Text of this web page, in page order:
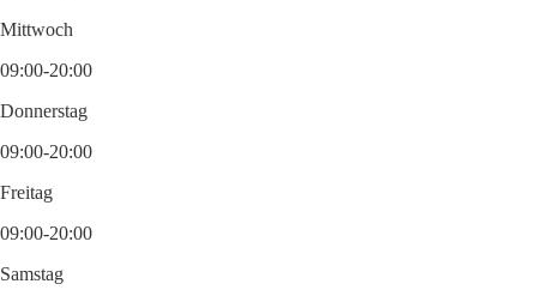
Mittwoch
09:00-20:00
Donnerstag
09:00-20:00
Freitag
09:00-20:00
Samstag